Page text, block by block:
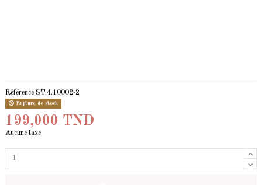
Référence ST.4.10002-2
Rupture de stock
199,000 TND
Aucune taxe